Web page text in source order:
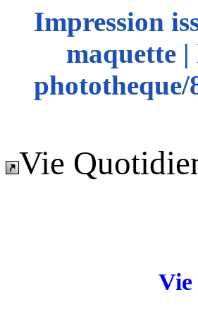
Impression
maquette
Vie
Vie